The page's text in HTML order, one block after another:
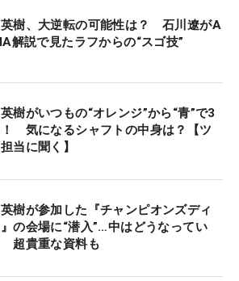
ーディ。16番でも6メートルを沈
スティン・ジョンソン （米国）も
るプレーで、ボギーフリーで駆
獲れていなかったので、きょう
とができてうれしかった」と松
たパッティングは「昨日からす
くなっていた。ああいうのがあれ
なるんだなあと思いました。す
スコアはもちろん、ガッツポー
ど、いい雰囲気を作るのにも大
樹、大逆転の可能性は？ 石川遼がA
解説で見たラフからの“スゴ技”
樹がいつもの“オレンジ”から“青”で3
気になるシャフトの中身は？【ツ
当に聞く】
樹が参加した『チャンピオンズディ
の会場に“潜入”…中はどうなってい
超貴重な資料も